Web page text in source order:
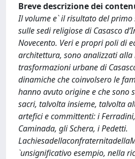
Breve descrizione dei
Il volume e` il risultato del
sulle sedi religiose di Casasco
Novecento. Veri e propri poli di
architettura, sono analizzati alla
trasformazioni urbane di
dinamiche che coinvolsero le
hanno avuto origine e che sono
sacri, talvolta insieme, talvolta
artefici e committenti: i
Caminada, gli Schera, i Pedetti.
`unsignificativo esempio, nella